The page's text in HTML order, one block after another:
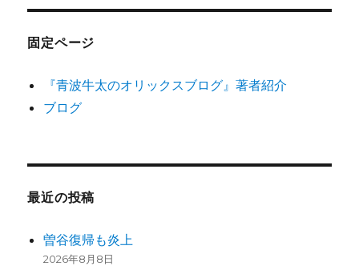
固定ページ
『青波牛太のオリックスブログ』著者紹介
ブログ
最近の投稿
曽谷復帰も炎上
2026年8月8日